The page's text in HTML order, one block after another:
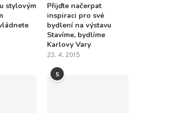
stylovým
Přijďte načerpat
inspiraci pro své
bydlení na výstavu
Stavíme, bydlíme
Karlovy Vary
23. 4. 2015
5